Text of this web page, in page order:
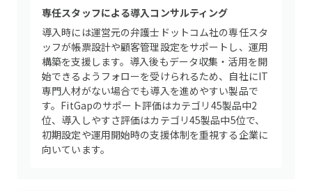
専任スタッフによる導入コンサルティング
導入時には運営元の弁護士ドットコム社の専任スタ
ッフが帳票設計や顧客管理設定をサポートし、運用
構築を支援します。導入後もデータ収集・活用を開
始できるようフォローを受けられるため、自社にIT
専門人材がない場合でも導入を進めやすい製品で
す。FitGapのサポート評価はカテゴリ45製品中2
位、導入しやすさ評価はカテゴリ45製品中5位で、
初期設定や運用開始時の支援体制を重視する企業に
向いています。